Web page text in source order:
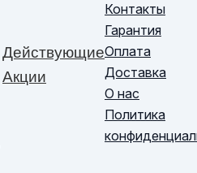
Действующие
Акции
Контакты
Гарантия
Оплата
Доставка
О нас
Политика